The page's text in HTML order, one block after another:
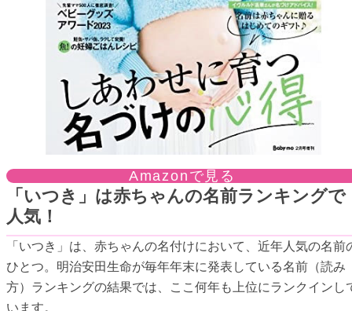
Amazonで見る
「いつき」は赤ちゃんの名前ランキングで
人気！
「いつき」は、赤ちゃんの名付けにおいて、近年人気の名前
ひとつ。明治安田生命が毎年年末に発表している名前（読み
方）ランキングの結果では、ここ何年も上位にランクインし
います。